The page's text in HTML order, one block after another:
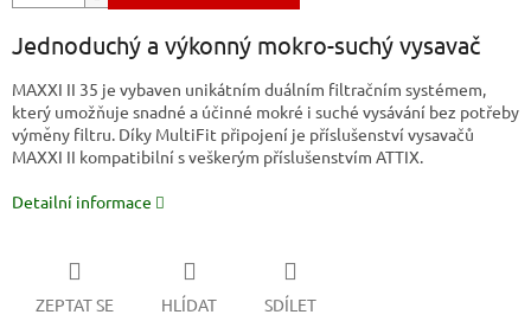
Jednoduchý a výkonný mokro-suchý vysavač
MAXXI II 35 je vybaven unikátním duálním filtračním systémem,
který umožňuje snadné a účinné mokré i suché vysávání bez potřeby
výměny filtru. Díky MultiFit připojení je příslušenství vysavačů
MAXXI II kompatibilní s veškerým příslušenstvím ATTIX.
Detailní informace
ZEPTAT SE HLÍDAT SDÍLET